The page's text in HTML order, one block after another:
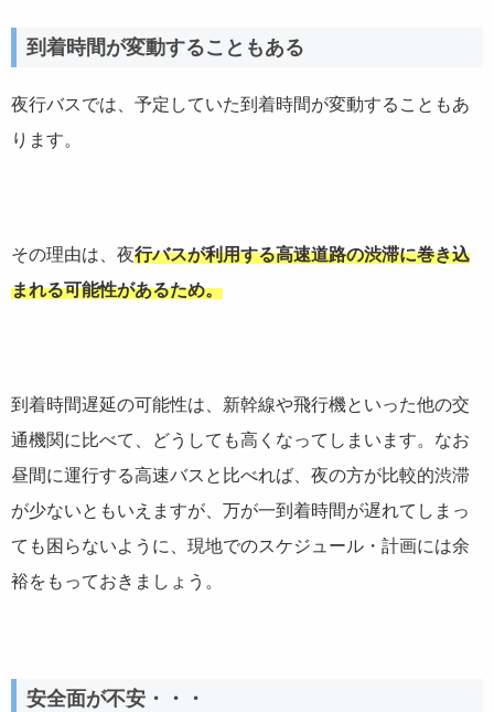
到着時間が変動することもある
夜行バスでは、予定していた到着時間が変動することもあ
ります。
その理由は、夜行バスが利用する高速道路の渋滞に巻き込
まれる可能性があるため。
到着時間遅延の可能性は、新幹線や飛行機といった他の交
通機関に比べて、どうしても高くなってしまいます。なお
昼間に運行する高速バスと比べれば、夜の方が比較的渋滞
が少ないともいえますが、万が一到着時間が遅れてしまっ
ても困らないように、現地でのスケジュール・計画には余
裕をもっておきましょう。
安全面が不安・・・